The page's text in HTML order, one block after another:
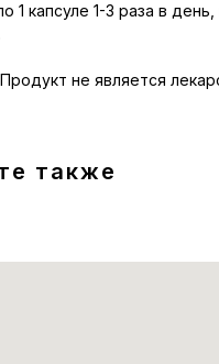
1 капсуле 1-3 раза в
не является
также